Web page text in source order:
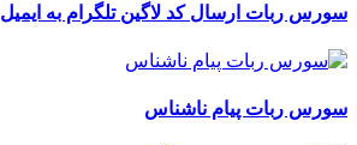
سورس ربات ارسال کد لاگین تلگرام به ایمیل
سورس ربات پیام ناشناس